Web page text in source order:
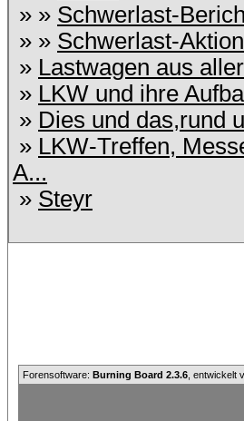
» » Schwerlast-
» » Schwerlast-
» Lastwagen aus
» LKW und ihre
» Dies und das,rund
» LKW-Treffen,
A...
» Steyr
Forensoftware: Burning Board 2.3.6 , entwickelt